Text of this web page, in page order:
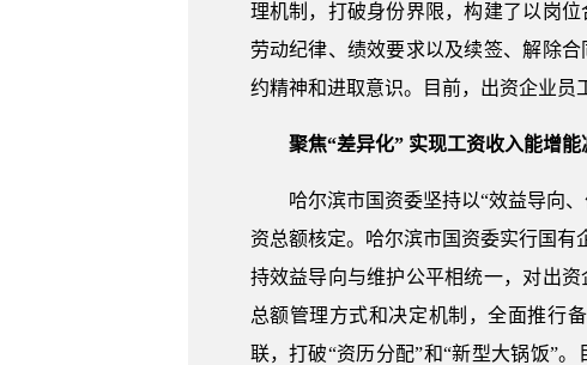
理机制，打破身份界限，构建了以岗
劳动纪律、绩效要求以及续签、解除
约精神和进取意识。目前，出资企业员
聚焦“差异化” 实现工资收入能增能
哈尔滨市国资委坚持以“效益导向
资总额核定。哈尔滨市国资委实行国有
持效益导向与维护公平相统一，对出
总额管理方式和决定机制，全面推行
联，打破“资历分配”和“新型大锅饭”